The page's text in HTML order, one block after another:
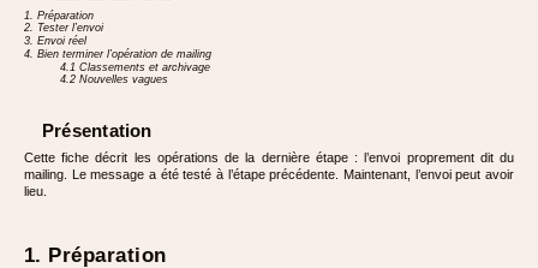
1. Préparation
2. Tester l’envoi
3. Envoi réel
4. Bien terminer l’opération de mailing
4.1 Classements et archivage
4.2 Nouvelles vagues
Présentation
Cette fiche décrit les opérations de la dernière étape : l’envoi proprement dit du
mailing. Le message a été testé à l’étape précédente. Maintenant, l’envoi peut avoir
lieu.
1. Préparation